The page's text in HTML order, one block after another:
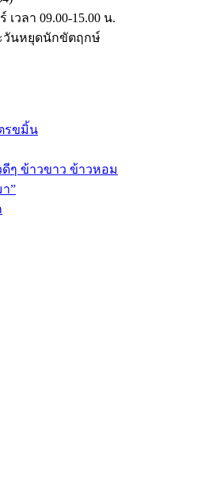
วลา 09.00-15.00 น.
วันหยุดนักขัตฤกษ์
รขมิ้น
ๆ ข้าวขาว ข้าวหอม
”